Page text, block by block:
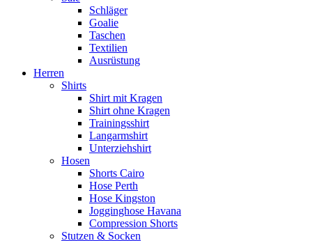
Schläger
Goalie
Taschen
Textilien
Ausrüstung
Herren
Shirts
Shirt mit Kragen
Shirt ohne Kragen
Trainingsshirt
Langarmshirt
Unterziehshirt
Hosen
Shorts Cairo
Hose Perth
Hose Kingston
Jogginghose Havana
Compression Shorts
Stutzen & Socken